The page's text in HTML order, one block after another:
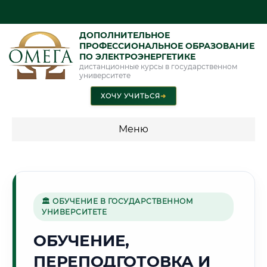
ДОПОЛНИТЕЛЬНОЕ
ПРОФЕССИОНАЛЬНОЕ ОБРАЗОВАНИЕ
ПО ЭЛЕКТРОЭНЕРГЕТИКЕ
дистанционные курсы в государственном
университете
ХОЧУ УЧИТЬСЯ➜
Меню
🌊
Г. ИРКУТСК
🏛 ОБУЧЕНИЕ В ГОСУДАРСТВЕННОМ
УНИВЕРСИТЕТЕ
ОБУЧЕНИЕ,
ПЕРЕПОДГОТОВКА И